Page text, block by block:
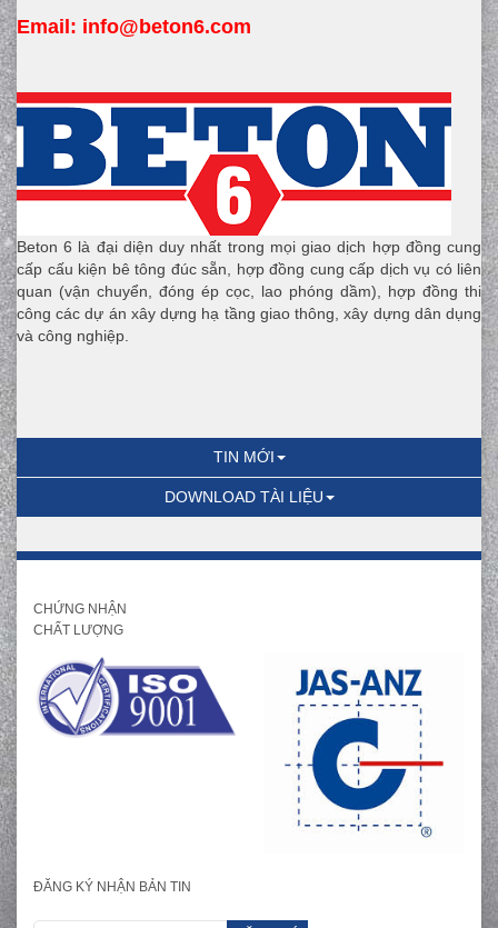
Email: info@beton6.com
Beton 6 là đại diện duy nhất trong mọi giao dịch hợp đồng cung
cấp cấu kiện bê tông đúc sẵn, hợp đồng cung cấp dịch vụ có liên
quan (vận chuyển, đóng ép cọc, lao phóng dầm), hợp đồng thi
công các dự án xây dựng hạ tầng giao thông, xây dựng dân dụng
và công nghiệp.
TIN MỚI
DOWNLOAD TÀI LIỆU
CHỨNG NHẬN
CHẤT LƯỢNG
ĐĂNG KÝ NHẬN BẢN TIN